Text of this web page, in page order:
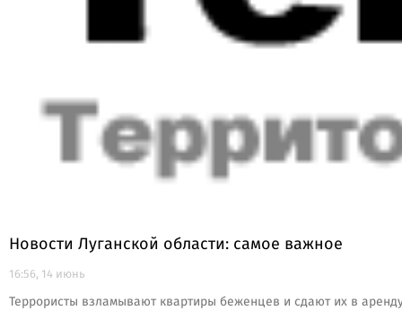
Новости Луганской области: самое важное
16:56, 14 июнь
Террористы взламывают квартиры беженцев и сдают их в